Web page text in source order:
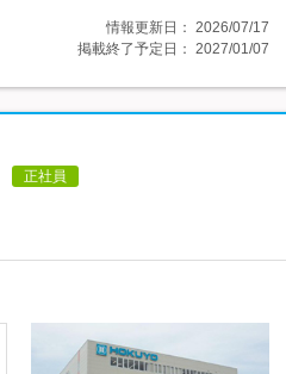
情報更新日： 2026/07/17
掲載終了予定日： 2027/01/07
正社員